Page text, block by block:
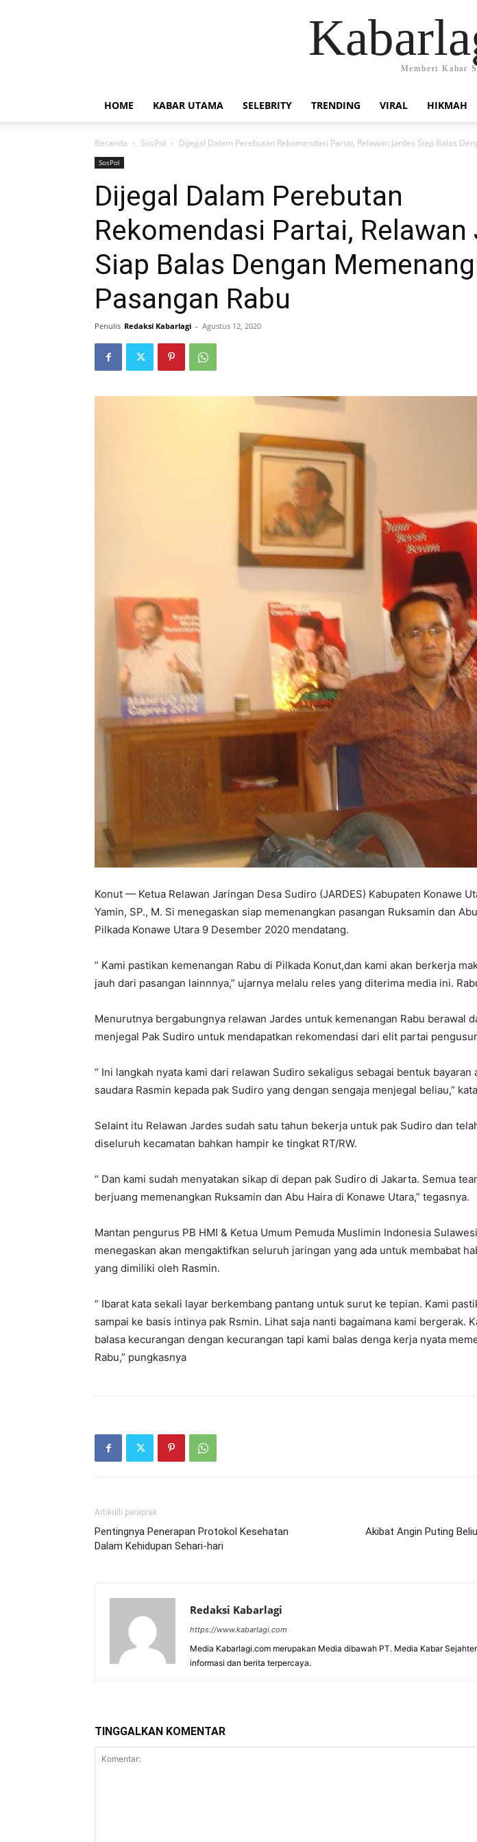
Memberi Kabar
HOME KABAR UTAMA SELEBRITY TRENDING VIRAL HIKMAH
Beranda SosPol Dijegal Dalam Perebutan Rekomendasi Partai, Relawan Jardes Siap Balas
SosPol
Dijegal Dalam Perebutan
Rekomendasi Partai, Relawan
Siap Balas Dengan
Pasangan Rabu
Penulis Redaksi Kabarlagi - Agustus 12, 2020
Konut — Ketua Relawan Jaringan Desa Sudiro (JARDES) Kabupaten Konawe
Yamin, SP., M. Si menegaskan siap memenangkan pasangan Ruksamin dan
Pilkada Konawe Utara 9 Desember 2020 mendatang.
” Kami pastikan kemenangan Rabu di Pilkada Konut,dan kami akan berkerja
jauh dari pasangan lainnnya,” ujarnya melalu reles yang diterima media ini.
Menurutnya bergabungnya relawan Jardes untuk kemenangan Rabu berawal
menjegal Pak Sudiro untuk mendapatkan rekomendasi dari elit partai
“ Ini langkah nyata kami dari relawan Sudiro sekaligus sebagai bentuk bayaran
saudara Rasmin kepada pak Sudiro yang dengan sengaja menjegal beliau,”
Selaint itu Relawan Jardes sudah satu tahun bekerja untuk pak Sudiro dan
diseluruh kecamatan bahkan hampir ke tingkat RT/RW.
“ Dan kami sudah menyatakan sikap di depan pak Sudiro di Jakarta. Semua
berjuang memenangkan Ruksamin dan Abu Haira di Konawe Utara,” tegasnya.
Mantan pengurus PB HMI & Ketua Umum Pemuda Muslimin Indonesia
menegaskan akan mengaktifkan seluruh jaringan yang ada untuk membabat
yang dimiliki oleh Rasmin.
“ Ibarat kata sekali layar berkembang pantang untuk surut ke tepian. Kami
sampai ke basis intinya pak Rsmin. Lihat saja nanti bagaimana kami bergerak.
balasa kecurangan dengan kecurangan tapi kami balas denga kerja nyata
Rabu,” pungkasnya
Artikulli paraprak
Pentingnya Penerapan Protokol Kesehatan
Dalam Kehidupan Sehari-hari
Akibat Angin Puting
Redaksi Kabarlagi
https://www.kabarlagi.com
Media Kabarlagi.com merupakan Media dibawah PT. Media Kabar
informasi dan berita terpercaya.
TINGGALKAN KOMENTAR